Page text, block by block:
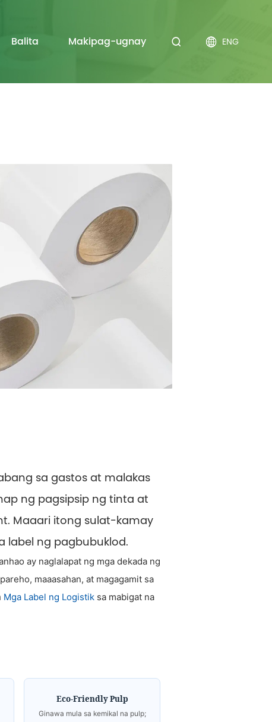
Balita Makipag-ugnay   ENG
sa gastos at malakas
ng pagsipsip ng tinta at
Maaari itong sulat-kamay
label ng pagbubuklod.
ay naglalapat ng mga dekada ng
maaasahan, at magagamit sa
Mga Label ng Logistik sa mabigat na
Eco-Friendly Pulp
Ginawa mula sa kemikal na pulp;